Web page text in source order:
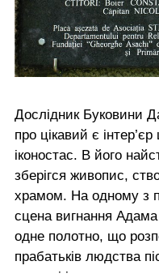
Дослідник Буковини
про цікавий є
іконостас. В його
зберігся живопис,
храмом. На одному з
сцена вигнання
одне полотно, що
прабатьків людства